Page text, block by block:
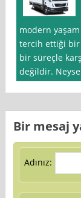
modern
tercih ettiği bir
bir süreçle
değildir.
Bir mesaj
Adınız: